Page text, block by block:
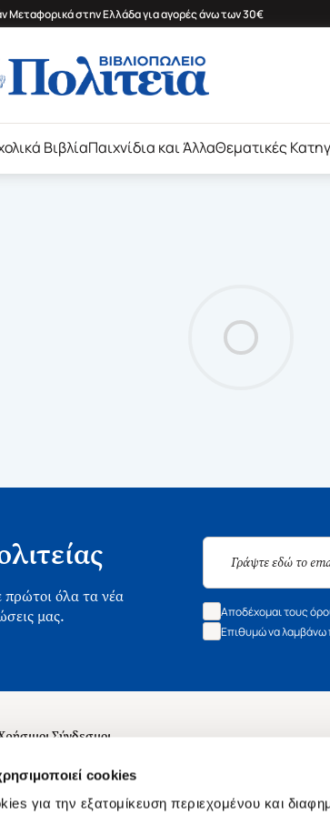
cookies
για την εξατομίκευση περιεχομένου και
Μεταφορικά στην Ελλάδα για αγορές άνω των 30€
ΒιβλίαΠαιχνίδια και ΆλλαΘεματικές
όλα τα νέα
μας.
Αποδέχομαι τους
Επιθυμώ να λαμβάνω
Σύνδεσμοι
Σχετικά με εμάς
Θέσεις Εργασίας